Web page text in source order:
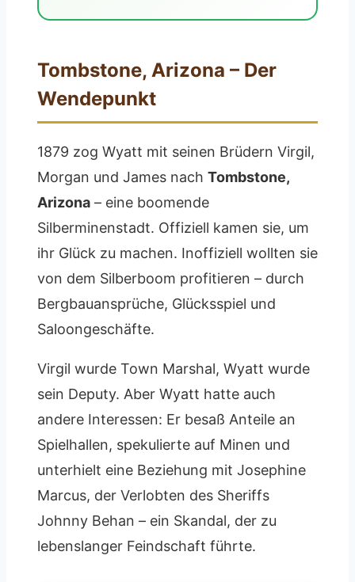
Tombstone, Arizona – Der
Wendepunkt
1879 zog Wyatt mit seinen Brüdern Virgil,
Morgan und James nach Tombstone,
Arizona – eine boomende
Silberminenstadt. Offiziell kamen sie, um
ihr Glück zu machen. Inoffiziell wollten sie
von dem Silberboom profitieren – durch
Bergbauansprüche, Glücksspiel und
Saloongeschäfte.
Virgil wurde Town Marshal, Wyatt wurde
sein Deputy. Aber Wyatt hatte auch
andere Interessen: Er besaß Anteile an
Spielhallen, spekulierte auf Minen und
unterhielt eine Beziehung mit Josephine
Marcus, der Verlobten des Sheriffs
Johnny Behan – ein Skandal, der zu
lebenslanger Feindschaft führte.